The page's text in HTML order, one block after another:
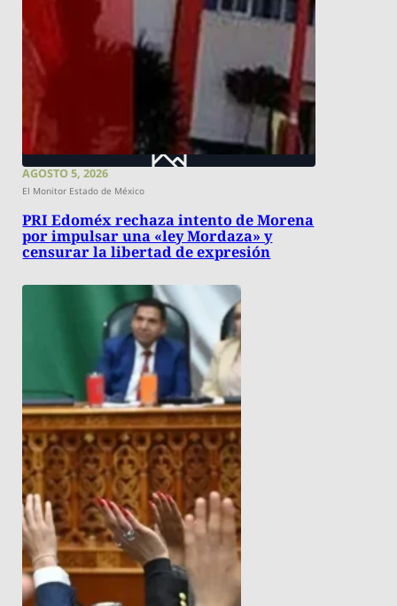
AGOSTO 5, 2026
El Monitor Estado de México
PRI Edoméx rechaza intento de Morena
por impulsar una «ley Mordaza» y
censurar la libertad de expresión